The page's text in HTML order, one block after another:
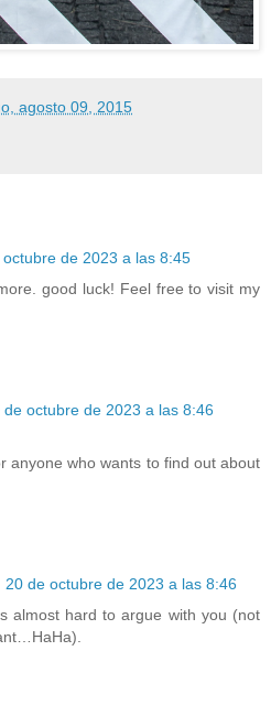
agosto 09, 2015
octubre de 2023 a las 8:45
good luck! Feel free to visit my
de octubre de 2023 a las 8:46
anyone who wants to find out about
20 de octubre de 2023 a las 8:46
almost hard to argue with you (not